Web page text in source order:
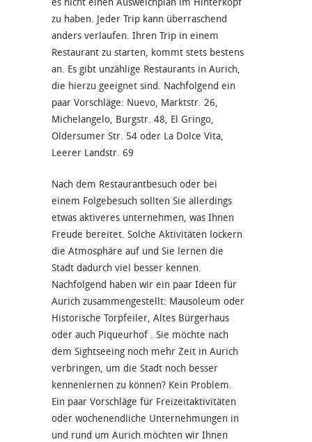
zu haben. Jeder Trip kann überraschend
anders verlaufen. Ihren Trip in einem
Restaurant zu starten, kommt stets bestens
an. Es gibt unzählige Restaurants in Aurich,
die hierzu geeignet sind. Nachfolgend ein
paar Vorschläge: Nuevo, Marktstr. 26,
Michelangelo, Burgstr. 48, El Gringo,
Oldersumer Str. 54 oder La Dolce Vita,
Leerer Landstr. 69
Nach dem Restaurantbesuch oder bei
einem Folgebesuch sollten Sie allerdings
etwas aktiveres unternehmen, was Ihnen
Freude bereitet. Solche Aktivitäten lockern
die Atmosphäre auf und Sie lernen die
Stadt dadurch viel besser kennen.
Nachfolgend haben wir ein paar Ideen für
Aurich zusammengestellt: Mausoleum oder
Historische Torpfeiler, Altes Bürgerhaus
oder auch Piqueurhof . Sie möchte nach
dem Sightseeing noch mehr Zeit in Aurich
verbringen, um die Stadt noch besser
kennenlernen zu können? Kein Problem.
Ein paar Vorschläge für Freizeitaktivitäten
oder wochenendliche Unternehmungen in
und rund um Aurich möchten wir Ihnen